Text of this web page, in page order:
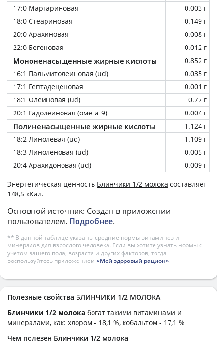
17:0 Маргариновая
0.003 г
18:0 Стеариновая
0.149 г
20:0 Арахиновая
0.008 г
22:0 Бегеновая
0.012 г
Мононенасыщенные жирные кислоты
0.852 г
16:1 Пальмитолеиновая (ud)
0.035 г
17:1 Гептадеценовая
0.001 г
18:1 Олеиновая (ud)
0.77 г
20:1 Гадолеиновая (омега-9)
0.004 г
Полиненасыщенные жирные кислоты
1.124 г
18:2 Линолевая (ud)
1.109 г
18:3 Линоленовая (ud)
0.005 г
20:4 Арахидоновая (ud)
0.009 г
Энергетическая ценность Блинчики 1/2 молока составляет
148,5 кКал.
Основной источник: Создан в приложении
пользователем. Подробнее.
** В данной таблице указаны средние нормы витаминов и
минералов для взрослого человека. Если вы хотите узнать нормы с
учетом вашего пола, возраста и других факторов, тогда
воспользуйтесь приложением «Мой здоровый рацион».
Полезные свойства БЛИНЧИКИ 1/2 МОЛОКА
Блинчики 1/2 молока богат такими витаминами и
минералами, как: хлором - 18,1 %, кобальтом - 17,1 %
Чем полезен Блинчики 1/2 молока